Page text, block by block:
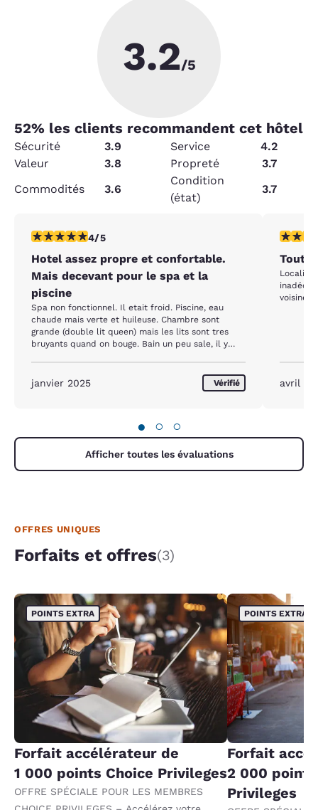
3.2/5
52% les clients recommandent cet hôtel
Sécurité 3.9 Service
4.2
Valeur
3.8 Propreté
3.7
Commodités
3.6
Condition
(état)
3.7
4 étoiles. Très bon. 1 commentaire
4/5
Hotel assez propre et confortable.
Mais decevant pour le spa et la
piscine
Spa non fonctionnel. Il etait froid. Piscine, eau
chaude mais verte et huileuse. Chambre sont
grande (double lit queen) mais les lits sont tres
bruyants quand on bouge. Bain un peu sale, il y
piler dessus (pres de la fenetre)
janvier 2025 Vérifié
4
Tout
Localisation
avril
● ○ ○
Afficher toutes les évaluations
OFFRES UNIQUES
Forfaits et offres(3)
POINTS EXTRA
Forfait accélérateur de
1 000 points Choice Privileges
OFFRE SPÉCIALE POUR LES MEMBRES
POINTS EXTRA
Forfait
2 000
Privileges